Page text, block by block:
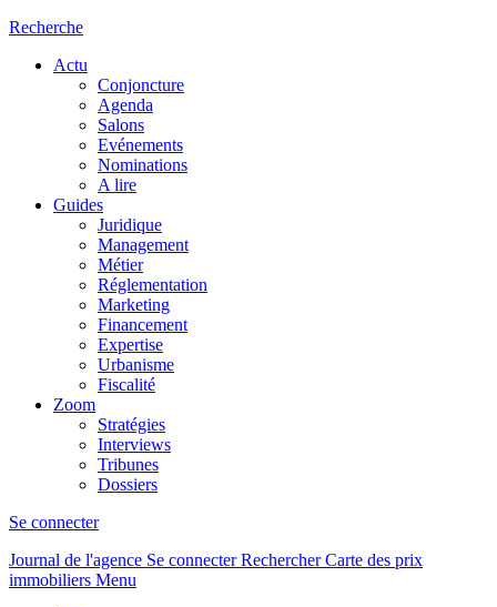
Recherche
Actu
Conjoncture
Agenda
Salons
Evénements
Nominations
A lire
Guides
Juridique
Management
Métier
Réglementation
Marketing
Financement
Expertise
Urbanisme
Fiscalité
Zoom
Stratégies
Interviews
Tribunes
Dossiers
Se connecter
Journal de l'agence Se connecterRechercher Carte des prix
immobiliers Menu